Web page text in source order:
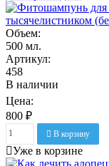
Объем:
500 мл.
Артикул:
458
В наличии
Цена:
800 ₽
В корзину
Уже в корзине